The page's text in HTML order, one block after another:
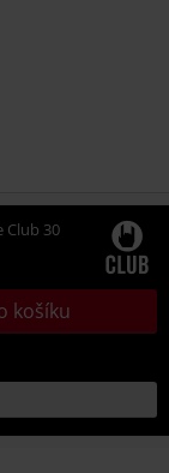
Club 30
košíku